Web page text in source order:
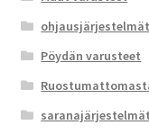
ohjausjärjestelmät
Pöydän varusteet
saranajärjestelmät